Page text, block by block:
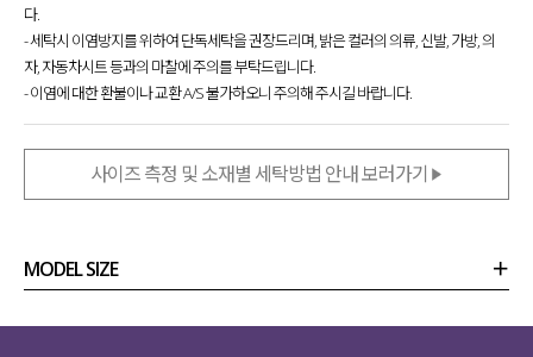
다.
- 세탁시 이염방지를 위하여 단독세탁을 권장드리며, 밝은 컬러의 의류, 신발, 가방, 의
자, 자동차시트 등과의 마찰에 주의를 부탁드립니다.
- 이염에 대한 환불이나 교환 A/S 불가하오니 주의해 주시길 바랍니다.
사이즈 측정 및 소재별 세탁방법 안내 보러가기
MODEL SIZE